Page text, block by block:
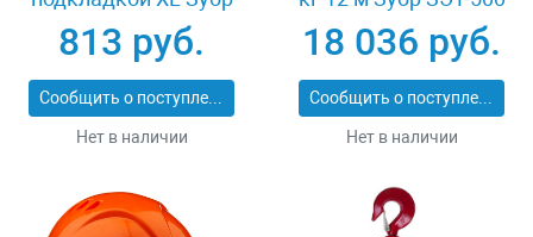
МАСТЕР 1135-XL
813 руб.
Сообщить о поступлении
Нет в наличии
18 036 руб.
Сообщить о поступлении
Нет в наличии